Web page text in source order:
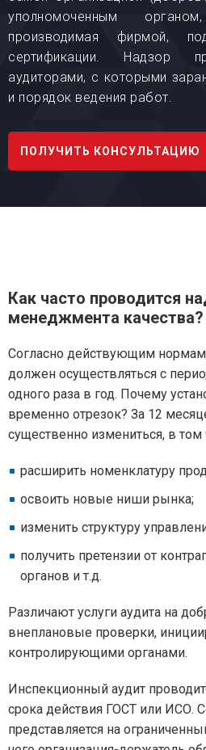
уполномоченным
производимая фирмой,
сертификации. Надзор
аудиторами, с которыми
и порядок ведения работ.
ПОЛУЧИТЬ КОНСУЛЬТАЦИЮ
Как часто проводится
менеджмента качества?
Согласно действующим
должен осуществляться с
одного раза в год. Почему
временно отрезок? За 12
существенно измениться, в том
расширить номенклатуру
освоить новые ниши рынка;
изменить структуру
получить претензии от
органов и т.д.
Различают услуги аудита на
внеплановые проверки,
контролирующими органами.
Инспекционный аудит
срока действия ГОСТ или ИСО.
представляется на